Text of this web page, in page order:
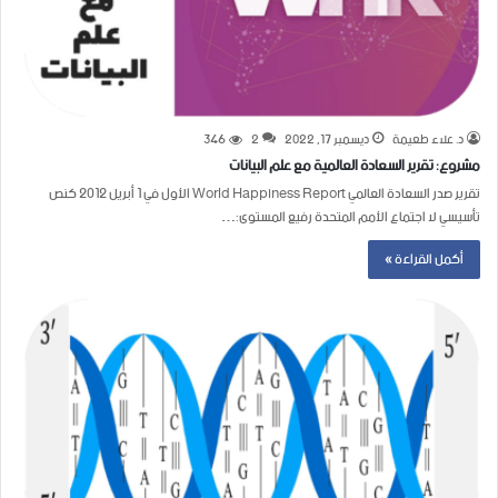
د. علاء طعيمة ديسمبر 17, 2022 2
346
مشروع: تقرير السعادة العالمية مع علم البيانات
تقرير صدر السعادة العالمي World Happiness Report الأول في 1 أبريل 2012 كنص
تأسيسي لا اجتماع الأمم المتحدة رفيع المستوى:…
أكمل القراءة »